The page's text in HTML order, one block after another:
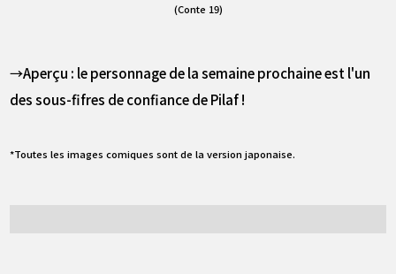
(Conte 19)
→Aperçu : le personnage de la semaine prochaine est l'un
des sous-fifres de confiance de Pilaf !
*Toutes les images comiques sont de la version japonaise.